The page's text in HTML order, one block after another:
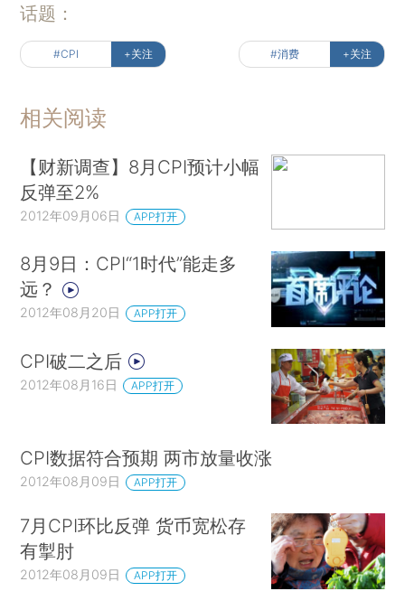
话题：
#CPI +关注 #消费 +关注
相关阅读
【财新调查】8月CPI预计小幅
反弹至2%
2012年09月06日 APP打开
8月9日：CPI“1时代”能走多
远？
2012年08月20日 APP打开
CPI破二之后
2012年08月16日 APP打开
CPI数据符合预期 两市放量收涨
2012年08月09日 APP打开
7月CPI环比反弹 货币宽松存
有掣肘
2012年08月09日 APP打开